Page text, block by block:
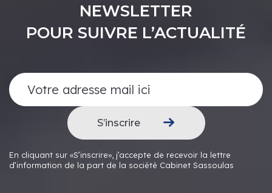
NEWSLETTER
POUR SUIVRE L’ACTUALITÉ
S’inscrire
En cliquant sur «S’inscrire», j’accepte de recevoir la lettre
d’information de la part de la société Cabinet Sassoulas